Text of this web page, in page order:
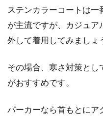
ステンカラーコートは
が主流ですが、カジュア
外して着用してみましょ
その場合、寒さ対策とし
がおすすめです。
パーカーなら首もとにア